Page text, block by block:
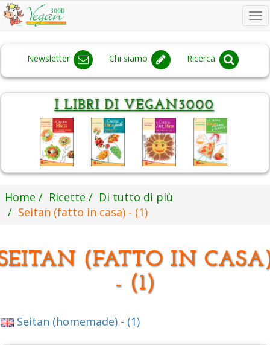
Newsletter Chi siamo Ricerca
Home Ricette
Di tutto di più
Seitan (fatto in casa) - (1)
(FATTO IN
- (1)
Seitan (homemade) - (1)